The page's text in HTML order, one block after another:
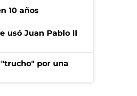
10 años
usó Juan Pablo II
por una